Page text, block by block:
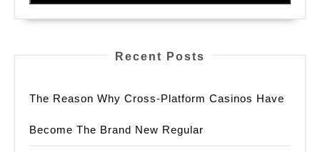
Recent Posts
The Reason Why Cross-Platform Casinos Have
Become The Brand New Regular